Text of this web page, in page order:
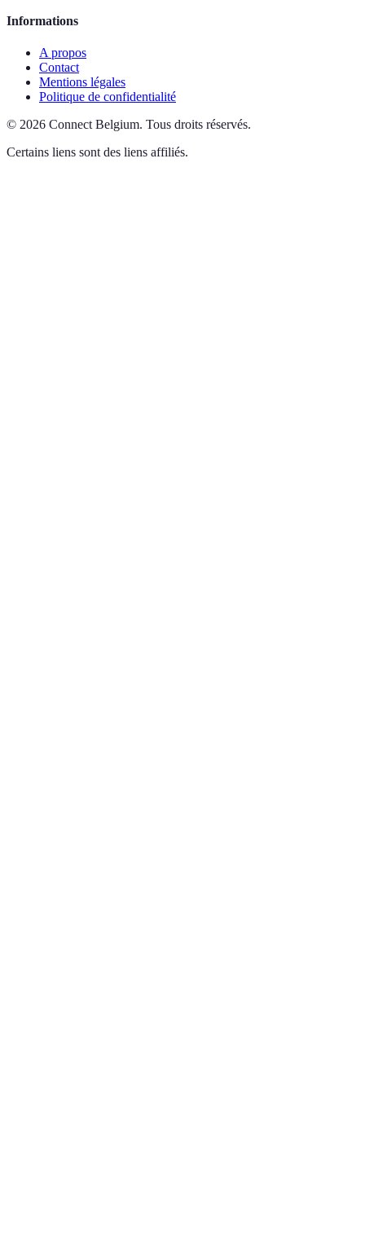
Informations
A propos
Contact
Mentions légales
Politique de confidentialité
© 2026 Connect Belgium. Tous droits réservés.
Certains liens sont des liens affiliés.